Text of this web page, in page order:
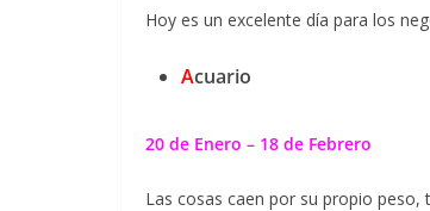
Hoy es un excelente día para los
Acuario
20 de Enero – 18 de Febrero
Las cosas caen por su propio peso,